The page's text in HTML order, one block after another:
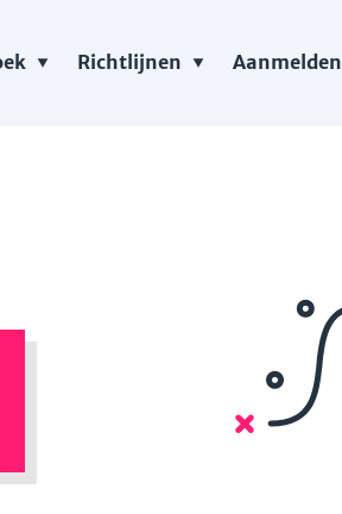
Richtlijnen Aanmelden